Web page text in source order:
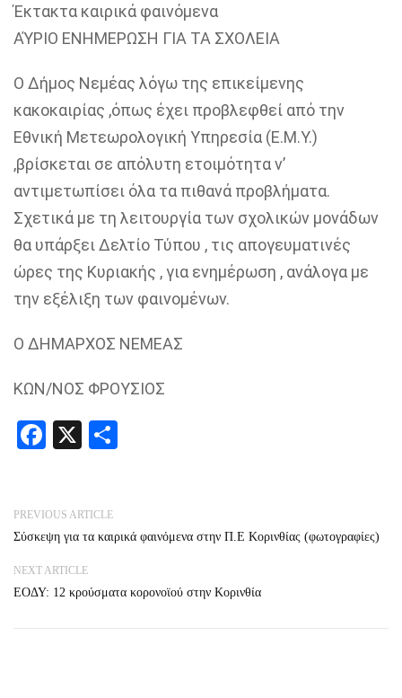
Έκτακτα καιρικά φαινόμενα
ΑΎΡΙΟ ΕΝΗΜΕΡΩΣΗ ΓΙΑ ΤΑ ΣΧΟΛΕΙΑ
Ο Δήμος Νεμέας λόγω της επικείμενης
κακοκαιρίας ,όπως έχει προβλεφθεί από την
Εθνική Μετεωρολογική Υπηρεσία (Ε.Μ.Υ.)
,βρίσκεται σε απόλυτη ετοιμότητα ν’
αντιμετωπίσει όλα τα πιθανά προβλήματα.
Σχετικά με τη λειτουργία των σχολικών μονάδων
θα υπάρξει Δελτίο Τύπου , τις απογευματινές
ώρες της Κυριακής , για ενημέρωση , ανάλογα με
την εξέλιξη των φαινομένων.
Ο ΔΗΜΑΡΧΟΣ ΝΕΜΕΑΣ
ΚΩΝ/ΝΟΣ ΦΡΟΥΣΙΟΣ
Facebook
X
PREVIOUS ARTICLE
Σύσκεψη για τα καιρικά φαινόμενα στην Π.Ε Κορινθίας (φωτογραφίες)
NEXT ARTICLE
ΕΟΔΥ: 12 κρούσματα κορονοϊού στην Κορινθία